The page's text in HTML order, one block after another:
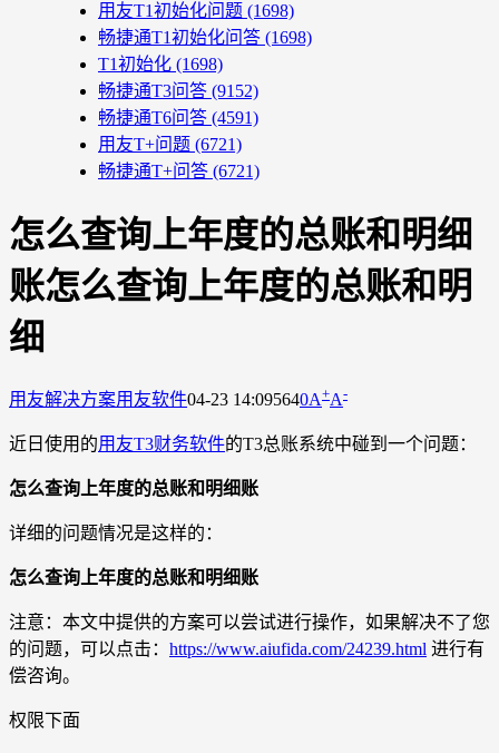
用友T1初始化问题 (1698)
畅捷通T1初始化问答 (1698)
T1初始化 (1698)
畅捷通T3问答 (9152)
畅捷通T6问答 (4591)
用友T+问题 (6721)
畅捷通T+问答 (6721)
怎么查询上年度的总账和明细
账怎么查询上年度的总账和明
细
用友解决方案用友软件04-23 14:095640A+A-
近日使用的用友T3财务软件的T3总账系统中碰到一个问题：
怎么查询上年度的总账和明细账
详细的问题情况是这样的：
怎么查询上年度的总账和明细账
注意：本文中提供的方案可以尝试进行操作，如果解决不了您
的问题，可以点击： https://www.aiufida.com/24239.html 进行有
偿咨询。
权限下面